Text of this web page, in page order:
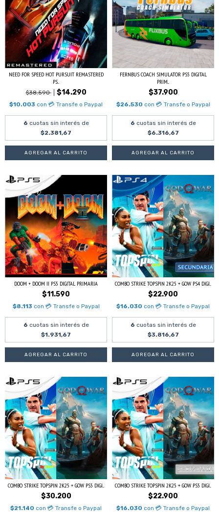
NEED FOR SPEED HOT PURSUIT REMASTERED
PS...
$38.590 $14.290
$10.003 con 💳 Transfe o Paypal
6 cuotas sin interés de
$2.381,67
FERNBUS COACH SIMULATOR PS5 DIGITAL
PRIM...
$37.900
$26.530 con 💳 Transfe o Paypal
6 cuotas sin interés de
$6.316,67
DOOM + DOOM II PS5 DIGITAL PRIMARIA
$11.590
$8.113 con 💳 Transfe o Paypal
6 cuotas sin interés de
$1.931,67
COMBO STRIKE TOPSPIN 2K25 + GOW PS4 DIGI...
$22.900
$16.030 con 💳 Transfe o Paypal
6 cuotas sin interés de
$3.816,67
COMBO STRIKE TOPSPIN 2K25 + GOW PS5 DIGI...
$30.200
$21.140 con 💳 Transfe o Paypal
COMBO STRIKE TOPSPIN 2K25 + GOW PS5 DIGI...
$22.900
$16.030 con 💳 Transfe o Paypal